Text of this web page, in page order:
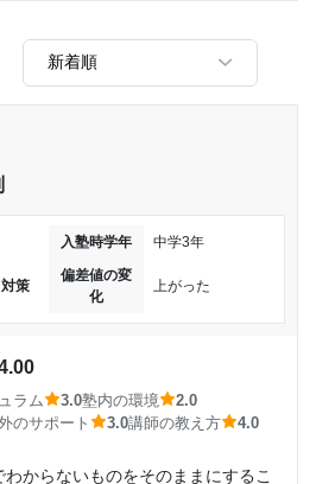
入塾時学年 中学3年
策
偏差値の変
化
上がった
ラム 3.0塾内の環境
2.0
のサポート 3.0講師の教え方 4.0
からないものをそのままにするこ